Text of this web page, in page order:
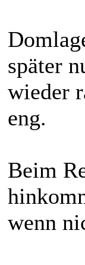
später
wieder
eng.
Beim
wenn